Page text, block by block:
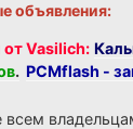
объявления:
Vasilich:
. PCMflash -
всем